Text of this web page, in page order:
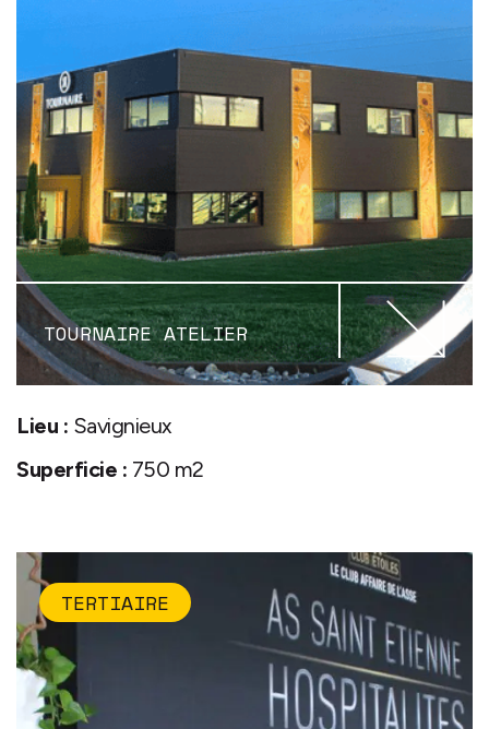
TOURNAIRE ATELIER
Lieu : Savignieux
Superficie : 750 m2
TERTIAIRE